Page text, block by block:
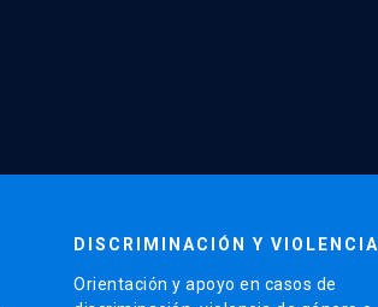
DISCRIMINACIÓN Y VIOLENCIA
Orientación y apoyo en casos de